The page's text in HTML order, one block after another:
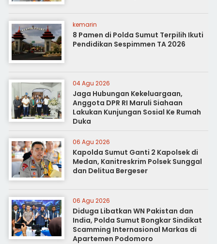
kemarin
8 Pamen di Polda Sumut Terpilih Ikuti
Pendidikan Sespimmen TA 2026
04 Agu 2026
Jaga Hubungan Kekeluargaan,
Anggota DPR RI Maruli Siahaan
Lakukan Kunjungan Sosial Ke Rumah
Duka
06 Agu 2026
Kapolda Sumut Ganti 2 Kapolsek di
Medan, Kanitreskrim Polsek Sunggal
dan Delitua Bergeser
06 Agu 2026
Diduga Libatkan WN Pakistan dan
India, Polda Sumut Bongkar Sindikat
Scamming Internasional Markas di
Apartemen Podomoro